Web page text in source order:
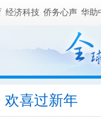
经济科技 侨务心声 华助
欢喜过新年